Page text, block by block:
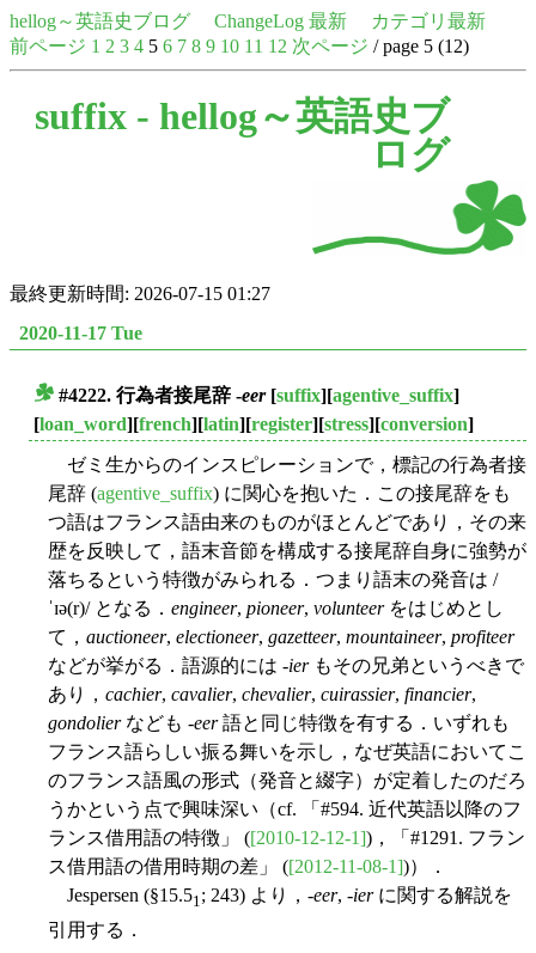
hellog～英語史ブログ ChangeLog 最新
カテゴリ最新
前ページ 1 2 3 4 5 6 7 8 9 10 11 12 次ページ / page 5 (12)
suffix - hellog～英語史ブ
ログ
最終更新時間: 2026-07-15 01:27
2020-11-17 Tue
#4222. 行為者接尾辞 -eer[suffix][agentive_suffix]
[loan_word][french][latin][register][stress][conversion]
ゼミ生からのインスピレーションで，標記の行為者接
尾辞 (agentive_suffix) に関心を抱いた．この接尾辞をも
つ語はフランス語由来のものがほとんどであり，その来
歴を反映して，語末音節を構成する接尾辞自身に強勢が
落ちるという特徴がみられる．つまり語末の発音は /
ˈɪə(r)/ となる． engineer, pioneer, volunteerをはじめとし
て， auctioneer, electioneer, gazetteer, mountaineer, profiteer
などが挙がる．語源的には -ierもその兄弟というべきで
あり， cachier, cavalier, chevalier, cuirassier, financier,
gondolierなども -eer語と同じ特徴を有する．いずれも
フランス語らしい振る舞いを示し，なぜ英語においてこ
のフランス語風の形式（発音と綴字）が定着したのだろ
うかという点で興味深い（cf. 「#594. 近代英語以降のフ
ランス借用語の特徴」 ([2010-12-12-1])，「#1291. フラン
ス借用語の借用時期の差」 ([2012-11-08-1])）．
Jespersen (§15.51; 243) より，-eer, -ierに関する解説を
引用する．